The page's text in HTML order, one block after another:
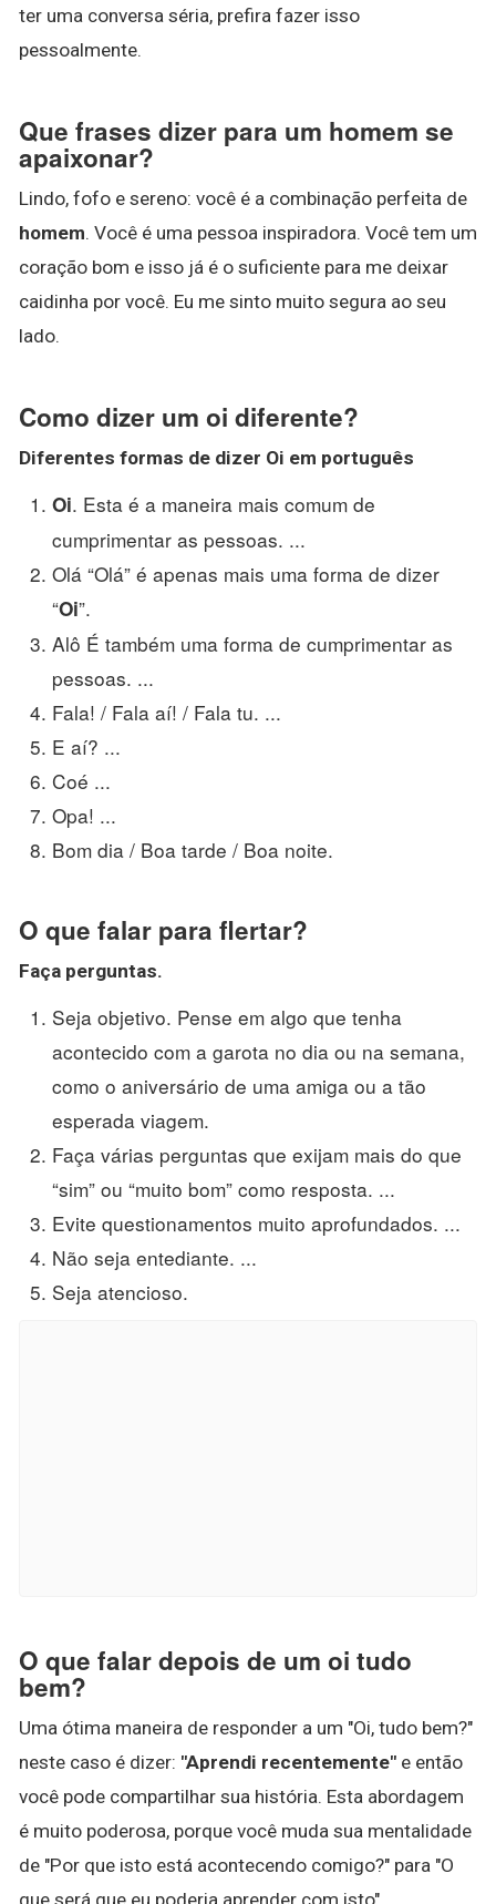
ter uma conversa séria, prefira fazer isso
pessoalmente.
Que frases dizer para um homem se
apaixonar?
Lindo, fofo e sereno: você é a combinação perfeita de
homem. Você é uma pessoa inspiradora. Você tem um
coração bom e isso já é o suficiente para me deixar
caidinha por você. Eu me sinto muito segura ao seu
lado.
Como dizer um oi diferente?
Diferentes formas de dizer Oi em português
Oi. Esta é a maneira mais comum de
cumprimentar as pessoas. ...
Olá “Olá” é apenas mais uma forma de dizer
“Oi”.
Alô É também uma forma de cumprimentar as
pessoas. ...
Fala! / Fala aí! / Fala tu. ...
E aí? ...
Coé ...
Opa! ...
Bom dia / Boa tarde / Boa noite.
O que falar para flertar?
Faça perguntas.
Seja objetivo. Pense em algo que tenha
acontecido com a garota no dia ou na semana,
como o aniversário de uma amiga ou a tão
esperada viagem.
Faça várias perguntas que exijam mais do que
“sim” ou “muito bom” como resposta. ...
Evite questionamentos muito aprofundados. ...
Não seja entediante. ...
Seja atencioso.
O que falar depois de um oi tudo
bem?
Uma ótima maneira de responder a um "Oi, tudo bem?"
neste caso é dizer: "Aprendi recentemente" e então
você pode compartilhar sua história. Esta abordagem
é muito poderosa, porque você muda sua mentalidade
de "Por que isto está acontecendo comigo?" para "O
que será que eu poderia aprender com isto".